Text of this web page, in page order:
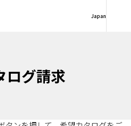
Japan
ログ請求